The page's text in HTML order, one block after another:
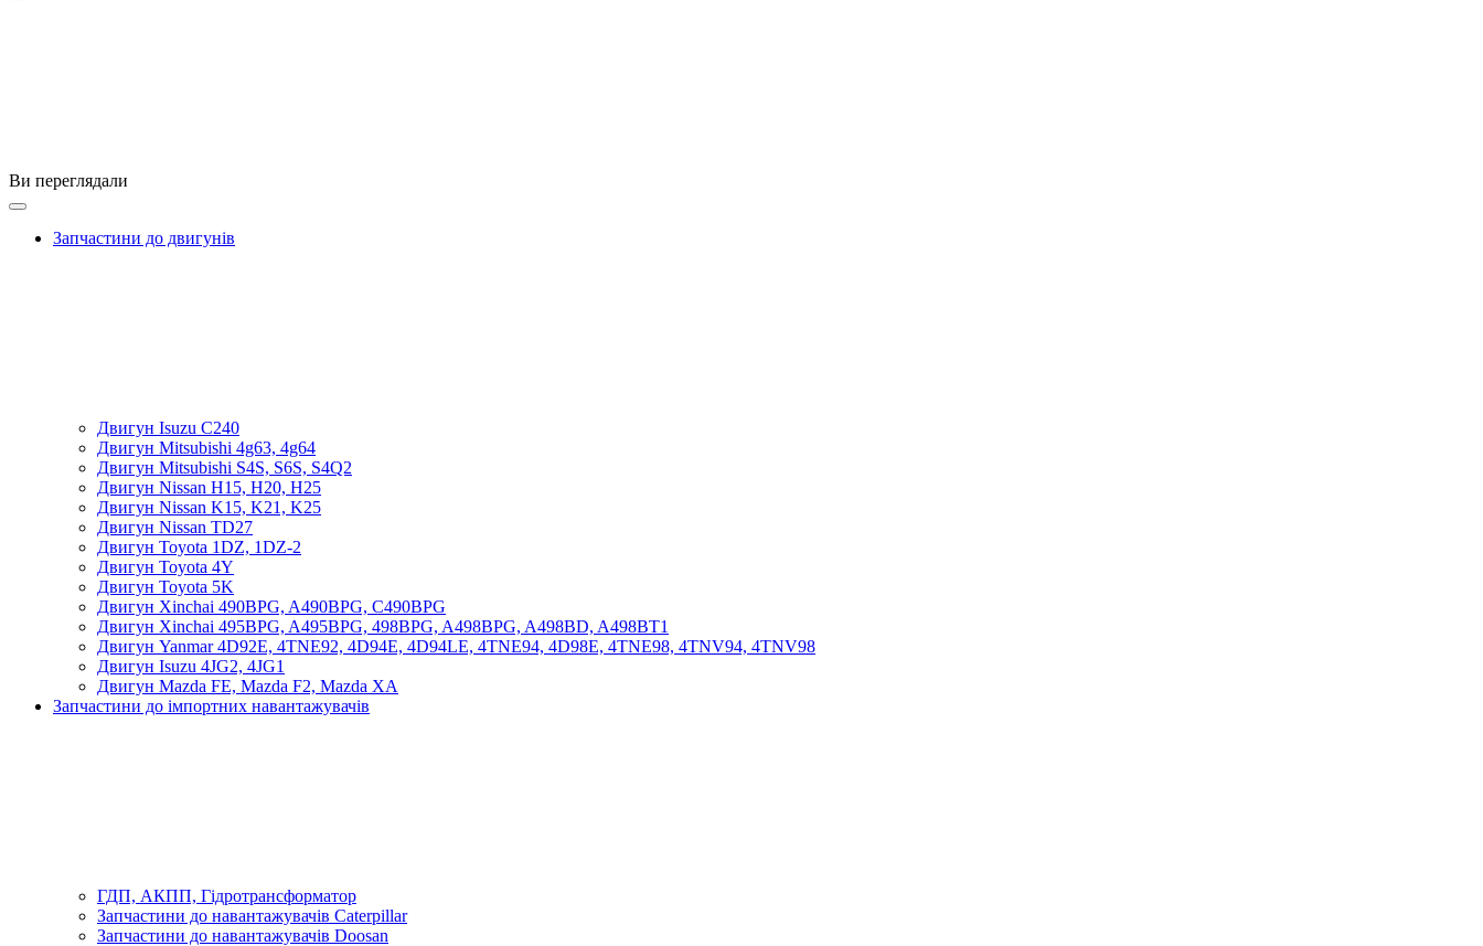
Ви переглядали
Запчастини до двигунів
Двигун Isuzu C240
Двигун Mitsubishi 4g63, 4g64
Двигун Mitsubishi S4S, S6S, S4Q2
Двигун Nissan H15, H20, H25
Двигун Nissan K15, K21, K25
Двигун Nissan TD27
Двигун Toyota 1DZ, 1DZ-2
Двигун Toyota 4Y
Двигун Toyota 5K
Двигун Xinchai 490BPG, A490BPG, C490BPG
Двигун Xinchai 495BPG, A495BPG, 498BPG, A498BPG, A498BD, A498BT1
Двигун Yanmar 4D92E, 4TNE92, 4D94E, 4D94LE, 4TNE94, 4D98E, 4TNE98, 4TNV94, 4TNV98
Двигун Isuzu 4JG2, 4JG1
Двигун Mazda FE, Mazda F2, Mazda XA
Запчастини до імпортних навантажувачів
ГДП, АКПП, Гідротрансформатор
Запчастини до навантажувачів Caterpillar
Запчастини до навантажувачів Doosan